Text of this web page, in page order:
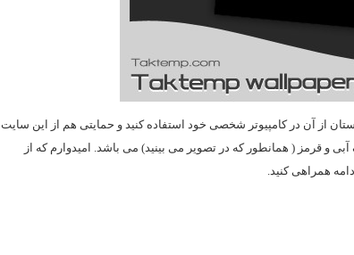
از آن در کامپیوتر شخصی خود استفاده کنید و حمایتی هم از این سایت
دو سایز 1600×1200 , 1024×768 و در دورنگ آبی و قرمز ( همانطور که در تصویر می بینید) می باشد. امیدوارم که از
همراهی کنید.